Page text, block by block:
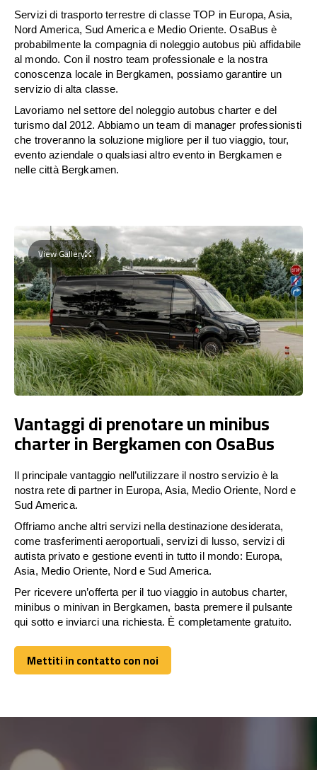
Servizi di trasporto terrestre di classe TOP in Europa, Asia,
Nord America, Sud America e Medio Oriente. OsaBus è
probabilmente la compagnia di noleggio autobus più affidabile
al mondo. Con il nostro team professionale e la nostra
conoscenza locale in Bergkamen, possiamo garantire un
servizio di alta classe.
Lavoriamo nel settore del noleggio autobus charter e del
turismo dal 2012. Abbiamo un team di manager professionisti
che troveranno la soluzione migliore per il tuo viaggio, tour,
evento aziendale o qualsiasi altro evento in Bergkamen e
nelle città Bergkamen.
View Gallery
Vantaggi di prenotare un minibus
charter in Bergkamen con OsaBus
Il principale vantaggio nell’utilizzare il nostro servizio è la
nostra rete di partner in Europa, Asia, Medio Oriente, Nord e
Sud America.
Offriamo anche altri servizi nella destinazione desiderata,
come trasferimenti aeroportuali, servizi di lusso, servizi di
autista privato e gestione eventi in tutto il mondo: Europa,
Asia, Medio Oriente, Nord e Sud America.
Per ricevere un’offerta per il tuo viaggio in autobus charter,
minibus o minivan in Bergkamen, basta premere il pulsante
qui sotto e inviarci una richiesta. È completamente gratuito.
Mettiti in contatto con noi
Mettiti in contatto con noi